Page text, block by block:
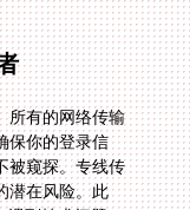
所有的网络传输
保你的登录信
被窥探。专线传
潜在风险。此
遇到技术问题，
，直接决定了你
应提供7x24小